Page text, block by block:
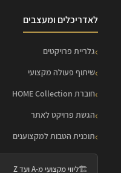
לאדריכלים ומעצבים
גלריית פרויקטים
שיתוף פעולה מקצועי
חוברת HOME Collection
הגשת פרויקט לאתר
תוכנית הטבות למקצוענים
🏗️ליווי מקצועי מ-A ועד Z